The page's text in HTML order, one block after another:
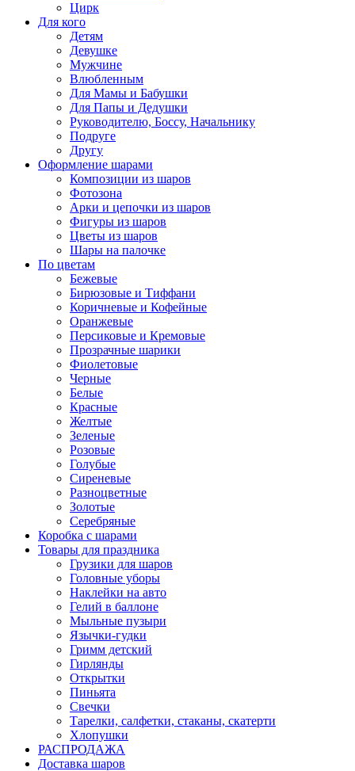
Цирк
Для кого
Детям
Девушке
Мужчине
Влюбленным
Для Мамы и Бабушки
Для Папы и Дедушки
Руководителю, Боссу, Начальнику
Подруге
Другу
Оформление шарами
Композиции из шаров
Фотозона
Арки и цепочки из шаров
Фигуры из шаров
Цветы из шаров
Шары на палочке
По цветам
Бежевые
Бирюзовые и Тиффани
Коричневые и Кофейные
Оранжевые
Персиковые и Кремовые
Прозрачные шарики
Фиолетовые
Черные
Белые
Красные
Желтые
Зеленые
Розовые
Голубые
Сиреневые
Разноцветные
Золотые
Серебряные
Коробка с шарами
Товары для праздника
Грузики для шаров
Головные уборы
Наклейки на авто
Гелий в баллоне
Мыльные пузыри
Язычки-гудки
Гримм детский
Гирлянды
Открытки
Пиньята
Свечки
Тарелки, салфетки, стаканы, скатерти
Хлопушки
РАСПРОДАЖА
Доставка шаров